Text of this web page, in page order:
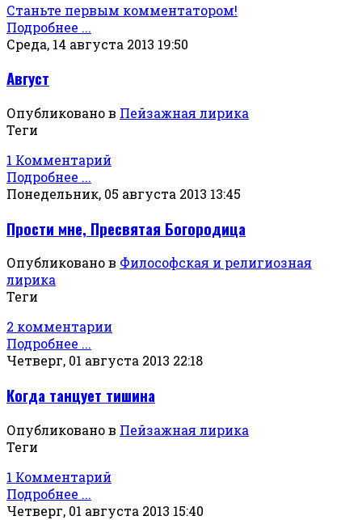
Станьте первым комментатором!
Подробнее ...
Среда, 14 августа 2013 19:50
Август
Опубликовано в Пейзажная лирика
Теги
1 Комментарий
Подробнее ...
Понедельник, 05 августа 2013 13:45
Прости мне, Пресвятая Богородица
Опубликовано в Философская и религиозная
лирика
Теги
2 комментарии
Подробнее ...
Четверг, 01 августа 2013 22:18
Когда танцует тишина
Опубликовано в Пейзажная лирика
Теги
1 Комментарий
Подробнее ...
Четверг, 01 августа 2013 15:40